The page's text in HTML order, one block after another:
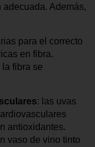
Además,
para el correcto
en fibra.
fibra se
: las uvas
antioxidantes.
vaso de vino tinto